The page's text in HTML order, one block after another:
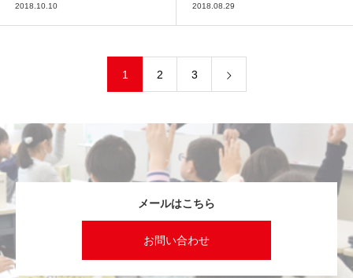
幼児期から育てておきた
2018.10.10 2018.08.29
1 2 3
メールはこちら
お問い合わせ